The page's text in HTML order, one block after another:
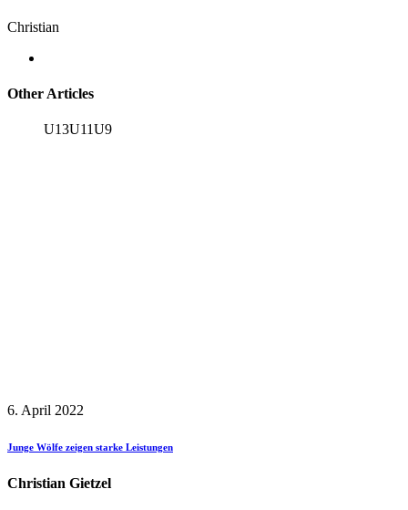
Christian
Other Articles
U13U11U9
6. April 2022
Junge Wölfe zeigen starke Leistungen
Christian Gietzel